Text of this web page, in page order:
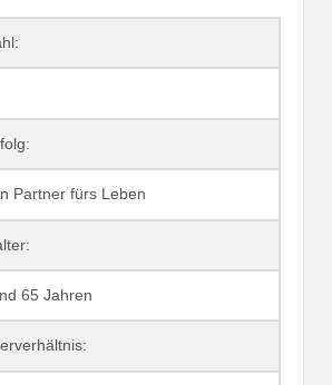
Partner fürs Leben
65 Jahren